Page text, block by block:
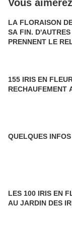
Vous
LA FLORAISON
SA FIN.
PRENNENT LE
155 IRIS EN
RECHAUFEMENT
QUELQUES
LES 100 IRIS EN
AU JARDIN DES